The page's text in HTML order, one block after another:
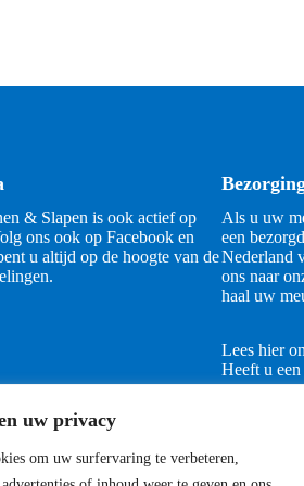
uw privacy
om uw surfervaring te verbeteren,
& Slapen is ook actief op
ons ook op Facebook en
u altijd op de hoogte van de
Als u uw
een
Nederland
ons naar
haal uw
Lees hier
Heeft u
contact met